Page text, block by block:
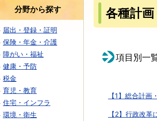
各種計画
項目別一
【1】総合計
【2】行政改革
分野から探す
届出・登録・証明
保険・年金・介護
障がい・福祉
健康・予防
税金
育児・教育
住宅・インフラ
環境・衛生